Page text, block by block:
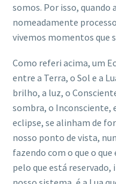
somos. Por isso, quando
nomeadamente
vivemos momentos que
Como referi acima, um
entre a Terra, o Sol e a
brilho, a luz, o
sombra, o Inconsciente,
eclipse, se alinham de
nosso ponto de vista,
fazendo com o que o
pelo que está